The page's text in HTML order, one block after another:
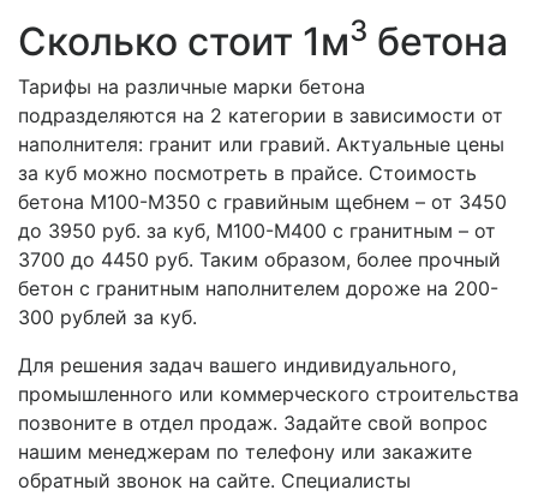
Сколько стоит 1м3 бетона
Тарифы на различные марки бетона
подразделяются на 2 категории в зависимости от
наполнителя: гранит или гравий. Актуальные цены
за куб можно посмотреть в прайсе. Стоимость
бетона М100-М350 с гравийным щебнем – от 3450
до 3950 руб. за куб, М100-М400 с гранитным – от
3700 до 4450 руб. Таким образом, более прочный
бетон с гранитным наполнителем дороже на 200-
300 рублей за куб.
Для решения задач вашего индивидуального,
промышленного или коммерческого строительства
позвоните в отдел продаж. Задайте свой вопрос
нашим менеджерам по телефону или закажите
обратный звонок на сайте. Специалисты